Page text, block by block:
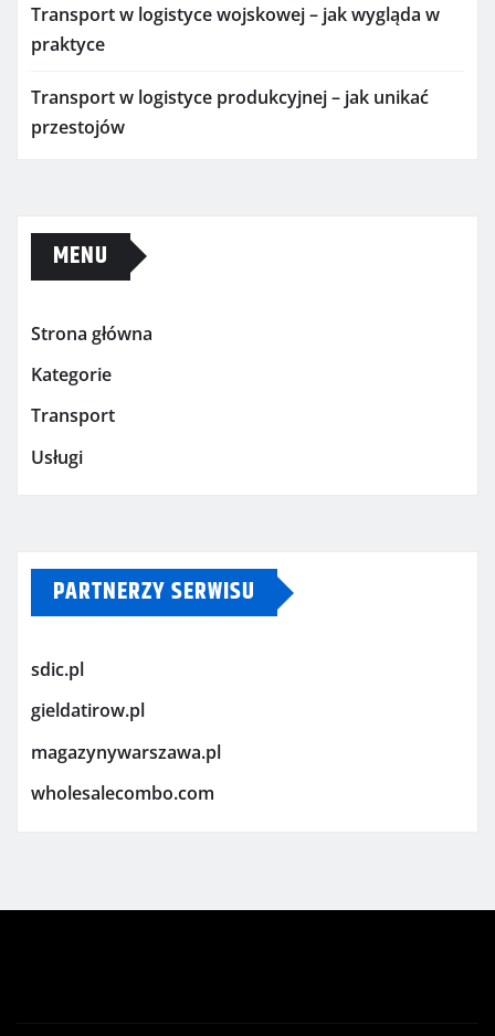
Transport w logistyce wojskowej – jak wygląda w
praktyce
Transport w logistyce produkcyjnej – jak unikać
przestojów
MENU
Strona główna
Kategorie
Transport
Usługi
PARTNERZY SERWISU
sdic.pl
gieldatirow.pl
magazynywarszawa.pl
wholesalecombo.com